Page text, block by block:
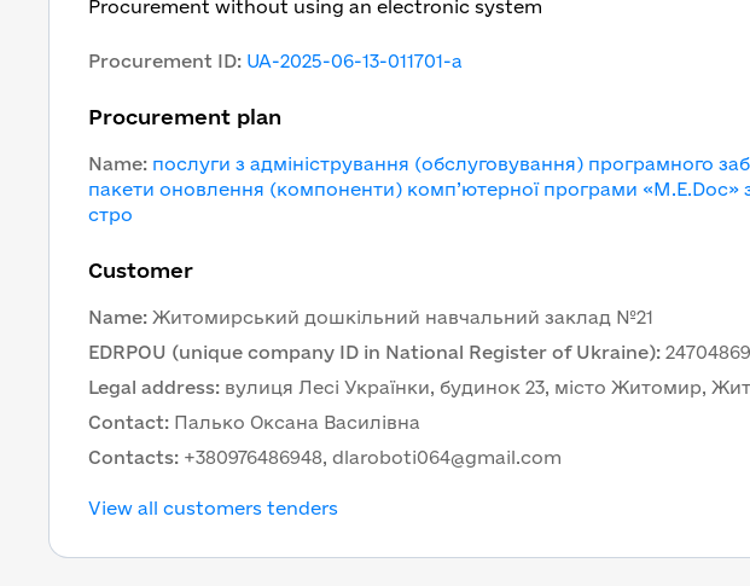
Procurement without using an electronic system
Procurement ID: UA-2025-06-13-011701-a
Procurement plan
Name: послуги з адміністрування (обслуговування) програмного
пакети оновлення (компоненти) комп’ютерної програми «М.Е.Dос»
стро
Customer
Name: Житомирський дошкільний навчальний заклад №21
EDRPOU (unique company ID in National Register of Ukraine): 24704869
Legal address: вулиця Лесі Українки, будинок 23, місто Житомир,
Contact: Палько Оксана Василівна
Contacts: +380976486948, dlaroboti064@gmail.com
View all customers tenders